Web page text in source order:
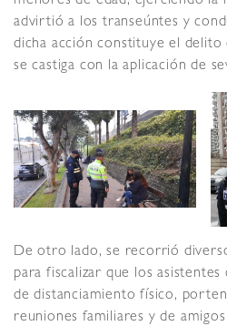
advirtió a los transeúntes y
dicha acción constituye el
se castiga con la aplicación de
De otro lado, se recorrió
para fiscalizar que los asistentes
de distanciamiento físico,
reuniones familiares y de